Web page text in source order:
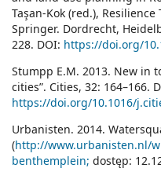
Taşan-Kok (red.),
Springer. Dordrecht,
228. DOI: https://doi.org/
Stumpp E.M. 2013. New in
cities”. Cities, 32: 164–166.
https://doi.org/10.1016/
Urbanisten. 2014.
(http://www.urbanisten.nl/
benthemplein; dostęp: